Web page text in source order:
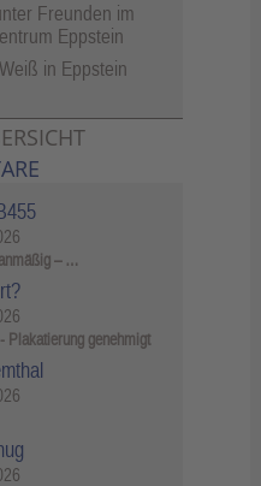
Freunden im
Eppstein
in Eppstein
– …
Plakatierung genehmigt